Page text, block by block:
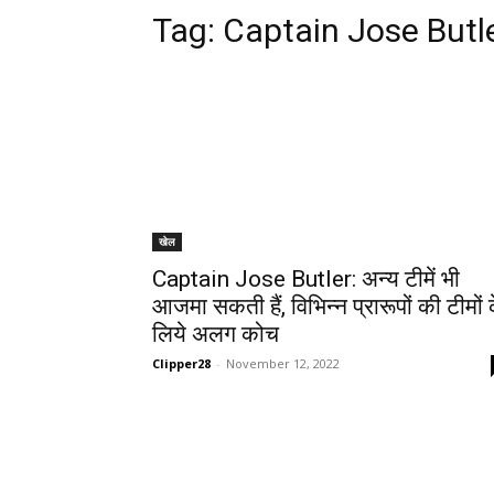
Tag: Captain Jose
खेल
Captain Jose Butler: अन्य टीमें भी
आजमा सकती हैं, विभिन्न प्रारूपों की
लिये अलग कोच
Clipper28 - November 12, 2022